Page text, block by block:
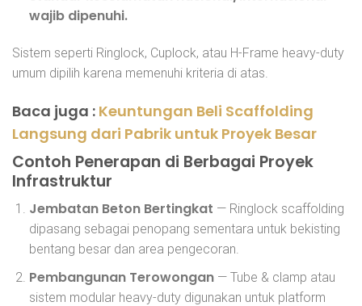
wajib dipenuhi.
Sistem seperti Ringlock, Cuplock, atau H-Frame heavy-duty
umum dipilih karena memenuhi kriteria di atas.
Baca juga : Keuntungan Beli Scaffolding
Langsung dari Pabrik untuk Proyek Besar
Contoh Penerapan di Berbagai Proyek
Infrastruktur
Jembatan Beton Bertingkat — Ringlock scaffolding
dipasang sebagai penopang sementara untuk bekisting
bentang besar dan area pengecoran.
Pembangunan Terowongan— Tube & clamp atau
sistem modular heavy-duty digunakan untuk platform